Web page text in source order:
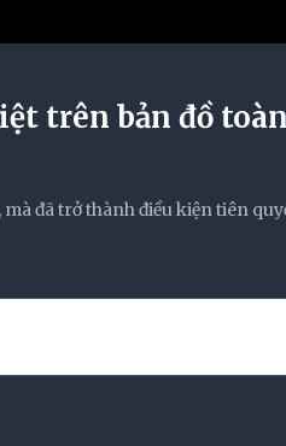
trên bản đồ
đã trở thành điều kiện tiên